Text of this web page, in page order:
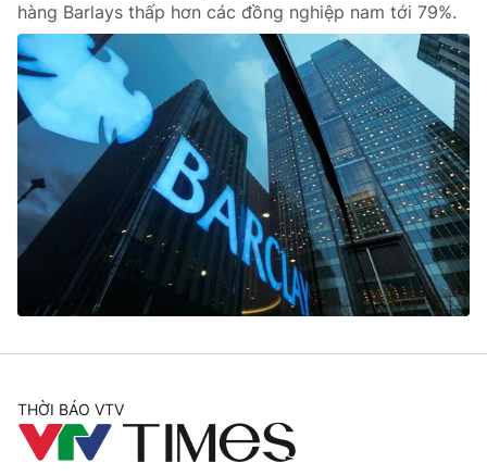
Pháp luật
Y tế
Thế giới
Tin tức
Thế giới đó đây
Câu chuyện quốc tế
Kinh tế
Thị trường
Góc doanh nghiệp
Dữ liệu và đời sống
Truyền hình
Phim VTV
Hậu trường
Giải trí
Điện ảnh
hàng Barlays thấp hơn các đồng nghiệp nam tới 79%.
THỜI BÁO VTV